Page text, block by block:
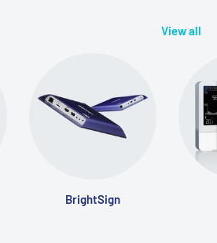
View all
BrightSign